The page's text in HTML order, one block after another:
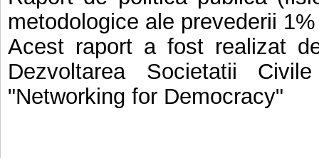
metodologice ale prevederii 1%
Acest raport a fost realizat
Dezvoltarea Societatii
"Networking for Democracy"